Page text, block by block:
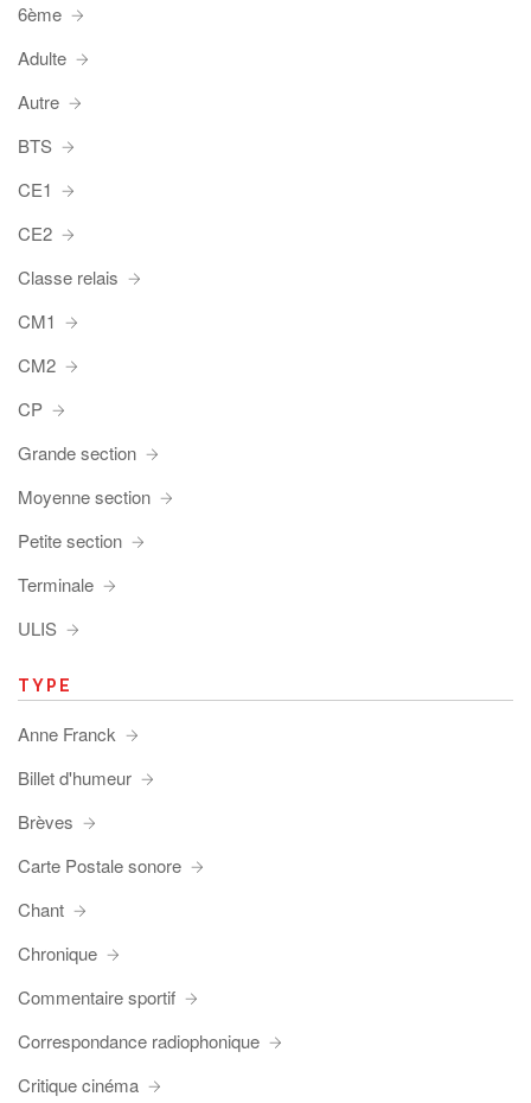
6ème
Adulte
Autre
BTS
CE1
CE2
Classe relais
CM1
CM2
CP
Grande section
Moyenne section
Petite section
Terminale
ULIS
TYPE
Anne Franck
Billet d'humeur
Brèves
Carte Postale sonore
Chant
Chronique
Commentaire sportif
Correspondance radiophonique
Critique cinéma